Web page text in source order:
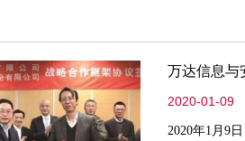
万达信息与
2020-01-09
2020年1月9